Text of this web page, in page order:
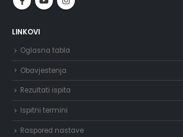
LINKOVI
Oglasna tabla
Obavjestenja
Rezultati ispita
Ispitni termini
Raspored nastave